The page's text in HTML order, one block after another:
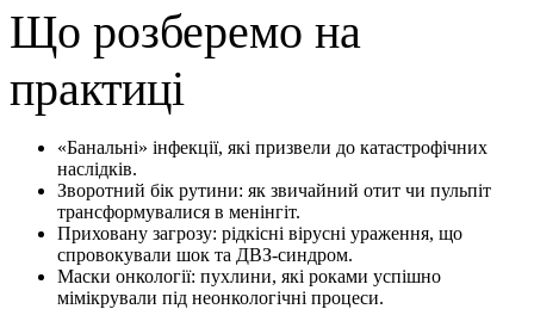
Що розберемо на
практиці
«Банальні» інфекції, які призвели до катастрофічних
наслідків.
Зворотний бік рутини: як звичайний отит чи пульпіт
трансформувалися в менінгіт.
Приховану загрозу: рідкісні вірусні ураження, що
спровокували шок та ДВЗ-синдром.
Маски онкології: пухлини, які роками успішно
мімікрували під неонкологічні процеси.